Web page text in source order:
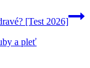
[Test 2026]